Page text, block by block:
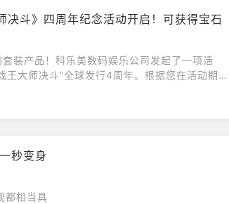
决斗》四周年纪念活动开启！可获得宝石
装产品！科乐美数码娱乐公司发起了一项活
王大师决斗”全球发行4周年。根据您在活动期
念四周年纪念的套装产品。《游戏王！大师决
秒变身
都相当具